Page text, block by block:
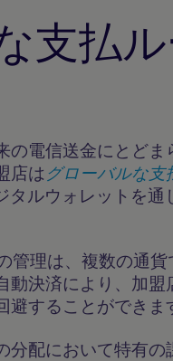
支払
の電信送金にとど
店は グローバルな支
タルウォレットを
管理は、複数の通
動決済により、加
することができま
分配において特有